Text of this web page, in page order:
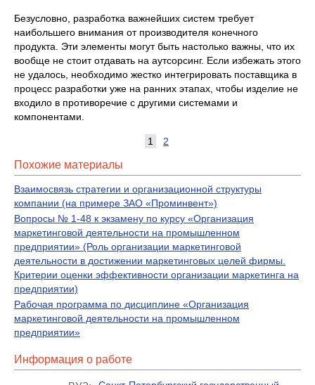
Безусловно, разработка важнейших систем требует
наибольшего внимания от производителя конечного
продукта. Эти элементы могут быть настолько важны, что их
вообще не стоит отдавать на аутсорсинг. Если избежать этого
не удалось, необходимо жестко интегрировать поставщика в
процесс разработки уже на ранних этапах, чтобы изделие не
входило в противоречие с другими системами и
компонентами.
1 2
Похожие материалы
Взаимосвязь стратегии и организационной структуры
компании (на примере ЗАО «Проминвент»)
Вопросы № 1-48 к экзамену по курсу «Организация
маркетинговой деятельности на промышленном
предприятии» (Роль организации маркетинговой
деятельности в достижении маркетинговых целей фирмы.
Критерии оценки эффективности организации маркетинга на
предприятии)
Рабочая программа по дисциплине «Организация
маркетинговой деятельности на промышленном
предприятии»
Информация о работе